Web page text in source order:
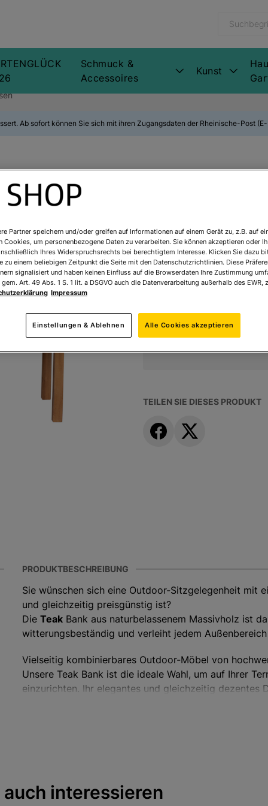
Schmuck &
Accessoires
Kunst
Ab sofort können Sie sich mit ihren Zugangsdaten der Rheinische-Post
Sofort lieferbar
Ihr Preis:219,00 €
TEILEN SIE DIESES PRODUKT
PRODUKTBESCHREIBUNG
Sie wünschen sich eine Outdoor-Sitzgelegenheit mit
und gleichzeitig preisgünstig ist?
DieTeak Bank aus naturbelassenem Massivholz ist
witterungsbeständig und verleiht jedem
Vielseitig kombinierbares Outdoor-Möbel von
Unsere Teak Bank ist die ideale Wahl, um auf Ihrer
einzurichten. Ihr elegantes und gleichzeitig dezentes
Das robuste und langlebige Naturholz
interessieren
Partner speichern und/oder greifen auf Informationen auf einem Gerät zu, z.B. auf
Cookies, um personenbezogene Daten zu verarbeiten. Sie können akzeptieren oder
Ihres Widerspruchsrechts bei berechtigtem Interesse. Klicken Sie dazu
zu einem beliebigen Zeitpunkt die Seite mit den Datenschutzrichtlinien. Diese
signalisiert und haben keinen Einfluss auf die Browserdaten Ihre Zustimmung
Art. 49 Abs. 1 S. 1 lit. a DSGVO auch die Datenverarbeitung außerhalb des EWR,
Impressum
Einstellungen & Ablehnen Alle Cookies akzeptieren